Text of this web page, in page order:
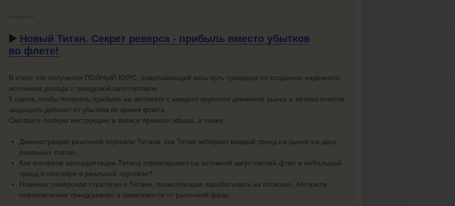
----------
▶️ Новый Титан. Секрет реверса - прибыль вместо убытков
во флете!
В итоге это получился ПОЛНЫЙ КУРС, охватывающий весь путь трейдера по созданию надежного
источника дохода с трендовой автоторговли.
5 шагов, чтобы получать прибыль на автомате с каждого крупного движения рынка и автоматически
защищать депозит от убытков во время флета.
Смотрите полную инструкцию в записи прямого эфира, а также:
Демонстрацию реальной торговли Титана: как Титан забирает каждый тренд на рынке на двух
реальных счетах.
Как алгоритм автоадаптации Титана отреагировал на затяжной августовский флет и небольшой
тренд в сентябре в реальной торговле?
Новинка: реверсная стратегия в Титане, позволяющая зарабатывать на отскоках. Алгоритм
переключения тренд/реверс в зависимости от рыночной фазы.